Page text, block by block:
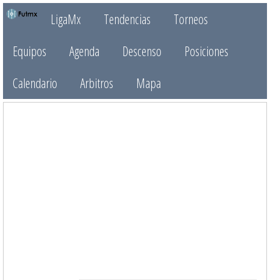
LigaMx Tendencias
Torneos
Equipos
Agenda Descenso
Posiciones
Calendario
Arbitros Mapa